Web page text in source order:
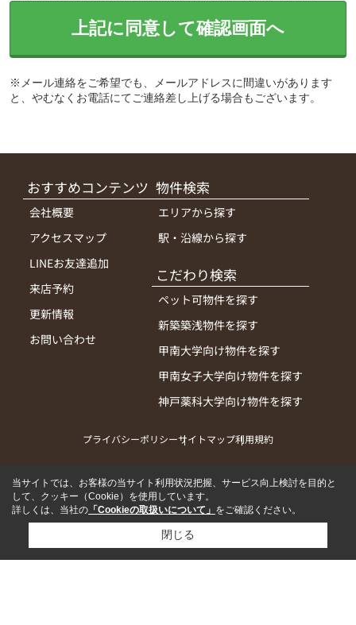
上記に同意して確認画面へ
※メール連絡をご希望でも、メールアドレスに間違いがあります
と、やむなくお電話にてご連絡差し上げる場合もございます。
おすすめコンテンツ
会社概要
アクセスマップ
LINEお友達追加
来店予約
更新情報
お問い合わせ
物件検索
エリアから探す
駅・沿線から探す
こだわり検索
ペット可物件を探す
新築築浅物件を探す
甲南大学向け物件を探す
甲南女子大学向け物件を探す
神戸薬科大学向け物件を探す
プライバシーポリシーサイトマップ利用規約
当サイトでは、お客様の当サイト利用状況把握、サービス向上検討を目的と
して、クッキー（Cookie）を使用しています。
詳しくは、当社の 「Cookieの取扱いについて」 をご確認ください。
閉じる